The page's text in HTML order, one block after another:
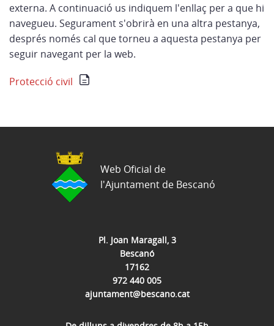
externa. A continuació us indiquem l'enllaç per a que hi
navegueu. Segurament s'obrirà en una altra pestanya,
després només cal que torneu a aquesta pestanya per
seguir navegant per la web.
Protecció civil
Pl. Joan Maragall, 3
Bescanó
17162
972 440 005
ajuntament@bescano.cat
Web Oficial de
l'Ajuntament de Bescanó